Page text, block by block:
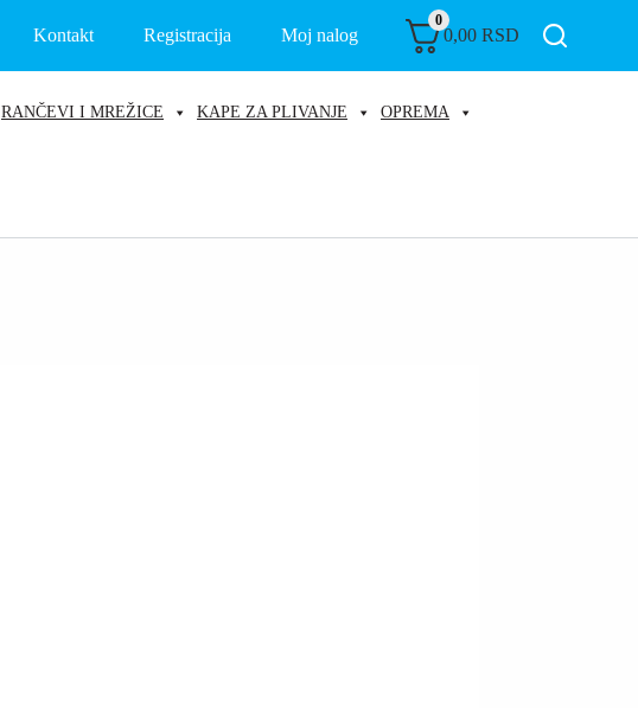
Kontakt Registracija Moj nalog
0
0,00 RSD
RANČEVI I MREŽICE KAPE ZA PLIVANJE OPREMA